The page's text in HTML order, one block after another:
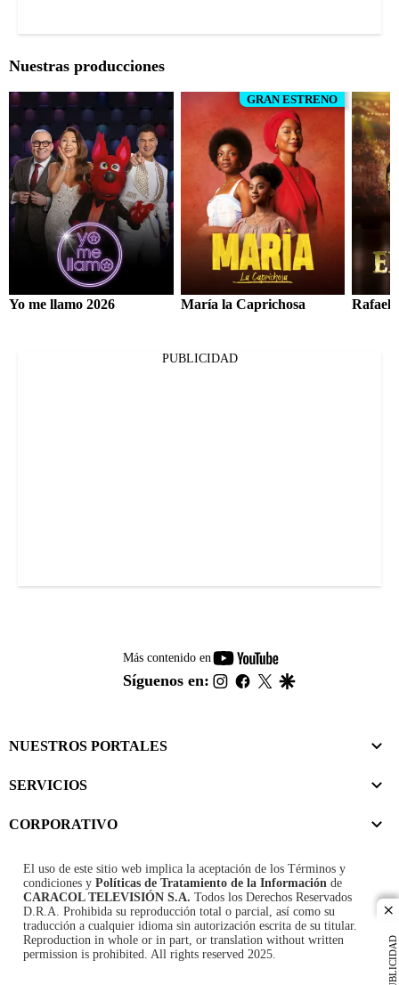
PUBLICIDAD
Nuestras producciones
Yo me llamo 2026
GRAN ESTRENO
María la Caprichosa Rafael
PUBLICIDAD
Más contenido en
youtube-
footer
Síguenos en: instagram
facebook
twitter
NUESTROS PORTALES
SERVICIOS
CORPORATIVO
El uso de este sitio web implica la aceptación de los Términos y
condiciones y Políticas de Tratamiento de la Información de
CARACOL TELEVISIÓN S.A. Todos los Derechos Reservados
D.R.A. Prohibida su reproducción total o parcial, así como su
traducción a cualquier idioma sin autorización escrita de su titular.
Reproduction in whole or in part, or translation without written
permission is prohibited. All rights reserved 2025.